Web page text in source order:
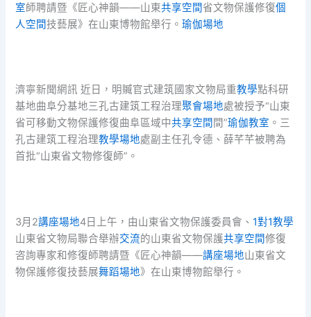
室師聘請暨《匠心神韻——山東共享空間省文物保護修復個
人空間技藝展》在山東博物館舉行。瑜伽場地
濟寧新聞網訊 近日，明贓官式建筑國家文物局重教學點科研
基地曲阜分基地三孔古建筑工程治理聚會場地處被授予“山東
省可移動文物保護修復曲阜區域中共享空間 間”瑜伽教室 。三
孔古建筑工程治理教學場地處副主任孔令德、薛芊芊被聘為
首批“山東省文物修復師”。
3月2講座場地4日上午，由山東省文物保護委員會、1對1教學
山東省文物局聯合舉辦交流的山東省文物保護共享空間修復
咨詢專家和修復師聘請暨《匠心神韻——講座場地山東省文
物保護修復技藝展舞蹈場地》在山東博物館舉行。